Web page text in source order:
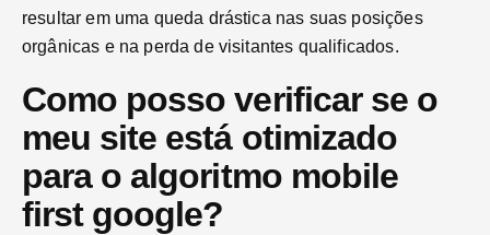
resultar em uma queda drástica nas suas posições
orgânicas e na perda de visitantes qualificados.
Como posso verificar se o
meu site está otimizado
para o algoritmo mobile
first google?